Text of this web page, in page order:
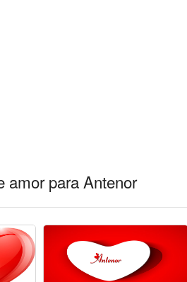
amor para Antenor